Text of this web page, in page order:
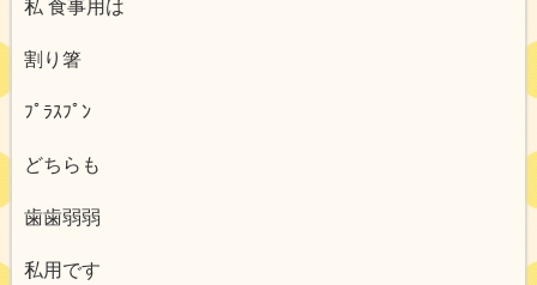
私 食事用は
割り箸
ﾌﾟﾗｽﾌﾟﾝ
どちらも
歯歯弱弱
私用です